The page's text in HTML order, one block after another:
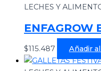
LECHES Y
ENFAGROW
$115.487 Añadir